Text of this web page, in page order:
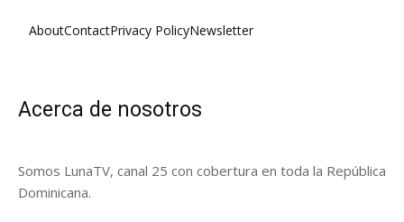
AboutContactPrivacy PolicyNewsletter
Acerca de nosotros
Somos LunaTV, canal 25 con cobertura en toda la República
Dominicana.